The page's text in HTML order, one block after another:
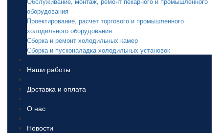
оборудования
Проектирование, расчет торгового и промышленного
холодильного оборудования
Сборка и ремонт холодильных камер
Сборка и пусконаладка холодильных установок
Наши работы
Доставка и оплата
О нас
Новости